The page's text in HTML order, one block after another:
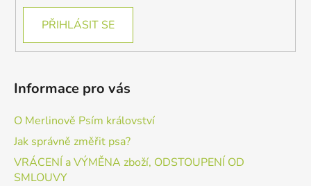
PŘIHLÁSIT SE
Informace pro vás
O Merlinově Psím království
Jak správně změřit psa?
VRÁCENÍ a VÝMĚNA zboží, ODSTOUPENÍ OD
SMLOUVY